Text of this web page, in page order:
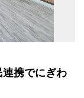
携でにぎわ